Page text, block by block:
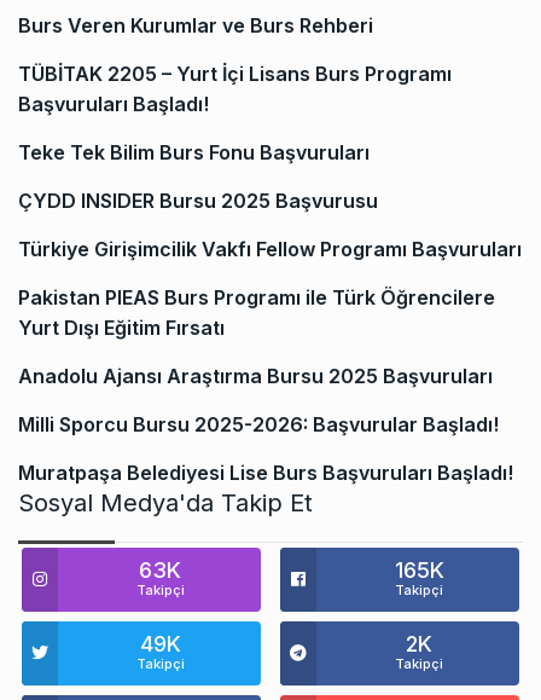
Burs Veren Kurumlar ve Burs Rehberi
TÜBİTAK 2205 – Yurt İçi Lisans Burs Programı
Başvuruları Başladı!
Teke Tek Bilim Burs Fonu Başvuruları
ÇYDD INSIDER Bursu 2025 Başvurusu
Türkiye Girişimcilik Vakfı Fellow Programı Başvuruları
Pakistan PIEAS Burs Programı ile Türk Öğrencilere
Yurt Dışı Eğitim Fırsatı
Anadolu Ajansı Araştırma Bursu 2025 Başvuruları
Milli Sporcu Bursu 2025-2026: Başvurular Başladı!
Muratpaşa Belediyesi Lise Burs Başvuruları Başladı!
Sosyal Medya'da Takip Et
63K
Takipçi
165K
Takipçi
49K
Takipçi
2K
Takipçi